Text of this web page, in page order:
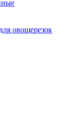
овощерезок